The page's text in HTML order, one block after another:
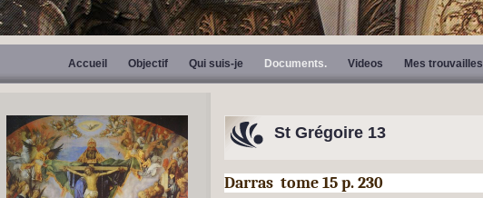
Accueil Objectif Qui suis-je Documents. Videos Mes trouvailles
St Grégoire 13
Darras tome 15 p. 230